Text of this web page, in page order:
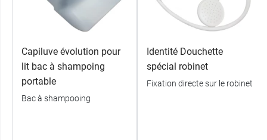
Dimensions : 22 x 15 cm
Conditionnement :Sachet de 50 gants
Capiluve évolution pour
lit bac à shampoing
portable
Bac à shampooing
Identité Douchette
spécial robinet
Fixation directe sur le robinet